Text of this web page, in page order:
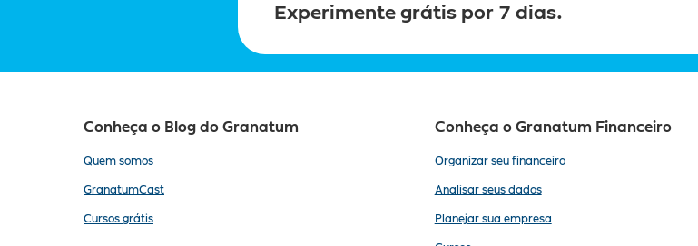
Experimente grátis por 7 dias.
Conheça o Blog do Granatum
Quem somos
GranatumCast
Cursos grátis
Conheça o Granatum Financeiro
Organizar seu financeiro
Analisar seus dados
Planejar sua empresa